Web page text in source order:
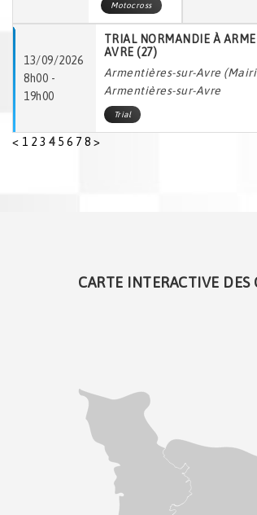
Motocross
13/09/2026
8h00 -
19h00
TRIAL NORMANDIE À
AVRE (27)
Armentières-sur-Avre
Armentières-sur-Avre
Trial
< 1 2 3 4 5 6 7 8 >
CARTE INTERACTIVE DES